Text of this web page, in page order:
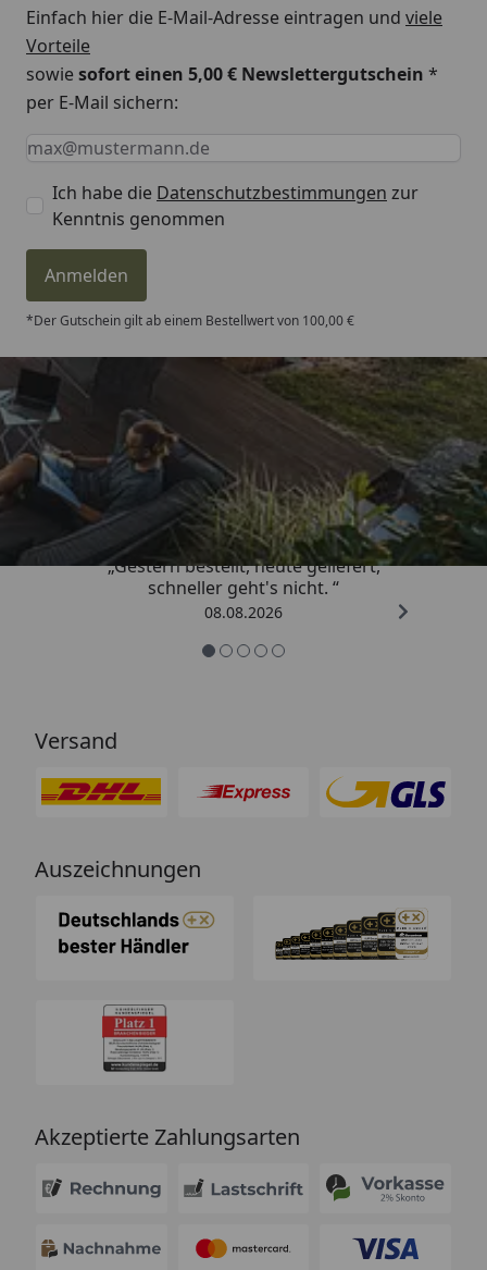
Einfach hier die E-Mail-Adresse eintragen und viele
Vorteile
sowiesofort einen 5,00 € Newslettergutschein *
per E-Mail sichern:
Keine Eingabe erforderlich
Eingabe erforderlich
E-Mail *
Ich habe die Datenschutzbestimmungen zur
Kenntnis genommen
Anmelden
*Der Gutschein gilt ab einem Bestellwert von 100,00 €
Trusted Shops
4,81/ 5
„Gestern bestellt, heute geliefert,
schneller geht's nicht. “
08.08.2026
Versand
Auszeichnungen
Akzeptierte Zahlungsarten